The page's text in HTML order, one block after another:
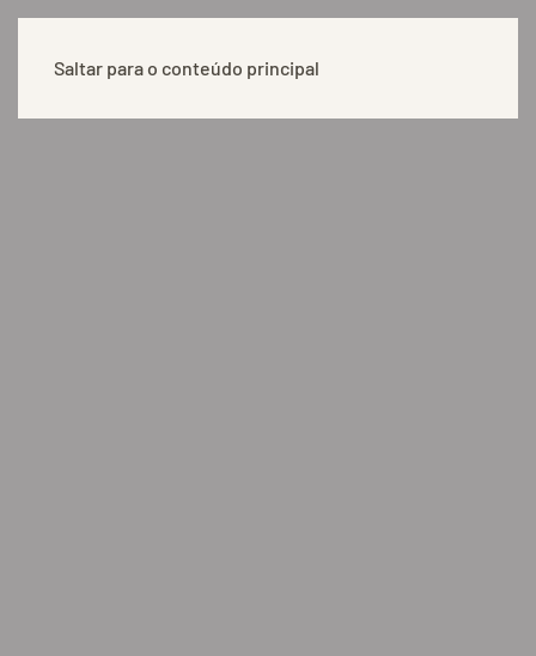
Saltar para o conteúdo principal